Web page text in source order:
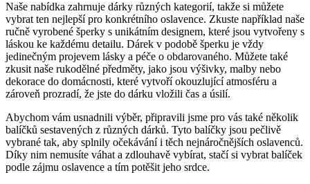
Naše nabídka zahrnuje​ dárky různých kategorií, takže si​ můžete
vybrat ten nejlepší pro konkrétního ‍oslavence. Zkuste například naše
ručně vyrobené šperky s unikátním designem, které jsou ⁣vytvořeny s
láskou ⁢ke každému detailu.‌ Dárek v podobě šperku⁣ je vždy
⁤jedinečným⁢ projevem lásky a péče ⁣o⁤ obdarovaného. Můžete ⁢také
zkusit naše rukodělné předměty, jako jsou ‌výšivky, malby⁤ nebo
dekorace do domácnosti, které vytvoří okouzlující atmosféru a
zároveň ⁢prozradí, že⁢ jste⁣ do dárku vložili čas a úsilí.
Abychom vám usnadnili⁢ výběr, připravili jsme pro vás také několik⁣
balíčků sestavených‌ z různých dárků. Tyto balíčky jsou pečlivě
vybrané⁢ tak, aby splnily ​očekávání i těch nejnáročnějších ​oslavenců.​
Díky nim nemusíte váhat a ‌zdlouhavě vybírat,​ stačí si vybrat balíček
podle zájmu oslavence a tím potěšit jeho srdce.